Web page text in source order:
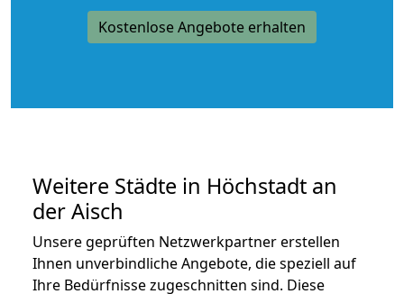
Kostenlose Angebote erhalten
Weitere Städte in Höchstadt an
der Aisch
Unsere geprüften Netzwerkpartner erstellen
Ihnen unverbindliche Angebote, die speziell auf
Ihre Bedürfnisse zugeschnitten sind. Diese